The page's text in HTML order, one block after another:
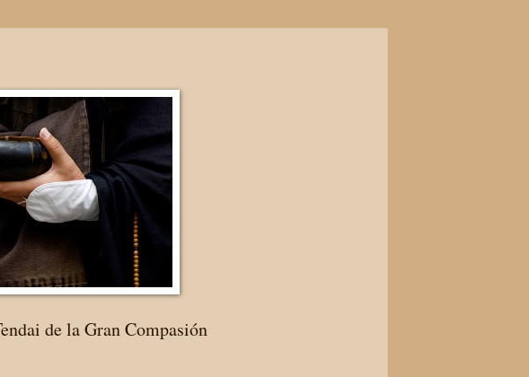
de la Gran Compasión